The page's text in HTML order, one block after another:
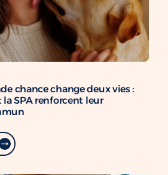
chance change deux vies :
la SPA renforcent leur